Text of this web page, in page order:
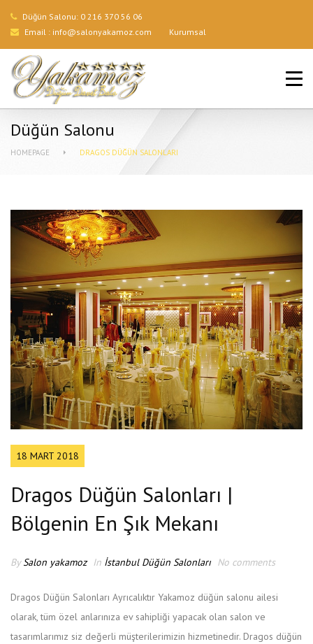
Düğün Salonu: 0 216 370 56 06
Email : info@salonyakamoz.com Kurumsal
ANA SAYFA
HIZMETLERIMIZ
BLOG
İLETIŞIM
Düğün Salonu
HOMEPAGE DRAGOS DÜĞÜN SALONLARI
18 MART 2018
Dragos Düğün Salonları |
Bölgenin En Şık Mekanı
BySalon yakamoz In İstanbul Düğün Salonları No comments
Dragos Düğün Salonları Ayrıcalıktır Yakamoz düğün salonu ailesi
olarak, tüm özel anlarınıza ev sahipliği yapacak olan salon ve
tasarımlarımız siz değerli müşterilerimizin hizmetinedir. Dragos düğün